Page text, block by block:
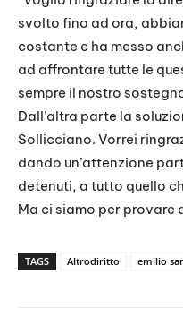
svolto fino ad ora,
costante e ha messo
ad affrontare tutte le
sempre il nostro
Dall’altra parte la
Sollicciano. Vorrei
dando un’attenzione
detenuti, a tutto quello
Ma ci siamo per provare
TAGS Altrodiritto emilio